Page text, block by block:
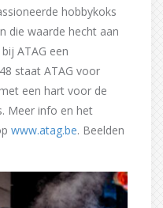
hobbykoks
die waarde hecht aan
ATAG een
staat ATAG voor
een hart voor de
Meer info en het
www.atag.be. Beelden